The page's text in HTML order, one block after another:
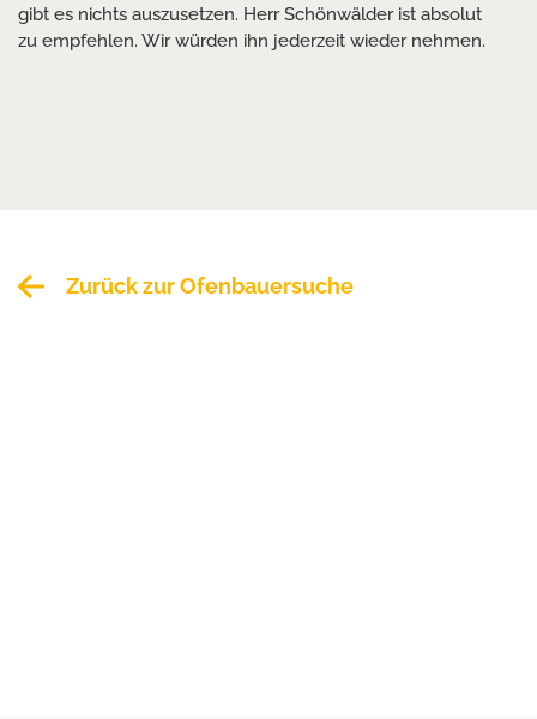
gibt es nichts auszusetzen. Herr Schönwälder ist absolut
zu empfehlen. Wir würden ihn jederzeit wieder nehmen.
Zurück zur Ofenbauersuche